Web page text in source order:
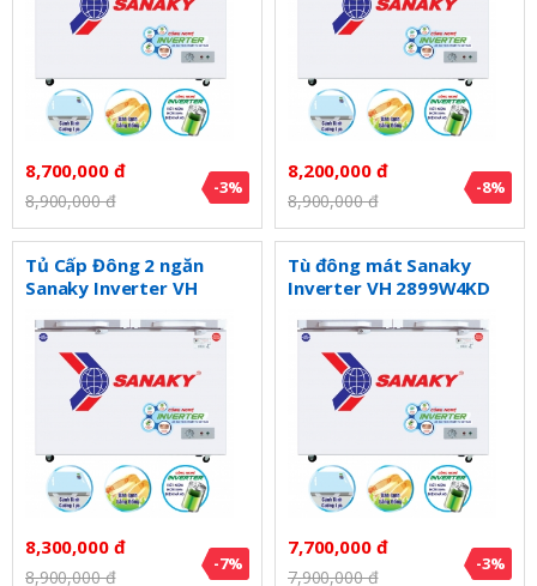
8,700,000 đ
8,900,000 đ
-3%
8,200,000 đ
8,900,000 đ
-8%
Tủ Cấp Đông 2 ngăn
Sanaky Inverter VH
8,300,000 đ
8,900,000 đ
-7%
Tù đông mát Sanaky
Inverter VH 2899W4KD
7,700,000 đ
7,900,000 đ
-3%